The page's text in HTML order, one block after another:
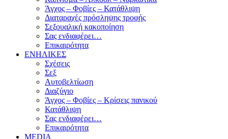
Άγχος – Φοβίες – Κατάθλιψη
Διαταραχές πρόσληψης τροφής
Σεξουαλική κακοποίηση
Σας ενδιαφέρει…
Επικαιρότητα
ΕΝΗΛΙΚΕΣ
Σχέσεις
Σεξ
Αυτοβελτίωση
Διαζύγιο
Άγχος – Φοβίες – Κρίσεις πανικού
Κατάθλιψη
Σας ενδιαφέρει…
Επικαιρότητα
MEDIA